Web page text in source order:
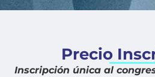
Precio
Inscripción única al